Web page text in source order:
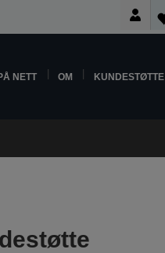
NETT OM KUNDESTØTTE